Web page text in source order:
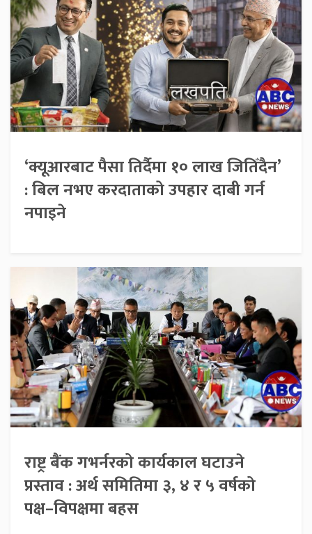
‘क्यूआरबाट पैसा तिर्दैमा १० लाख जितिँदैन’
: बिल नभए करदाताको उपहार दाबी गर्न
नपाइने
राष्ट्र बैंक गभर्नरको कार्यकाल घटाउने
प्रस्ताव : अर्थ समितिमा ३, ४ र ५ वर्षको
पक्ष–विपक्षमा बहस